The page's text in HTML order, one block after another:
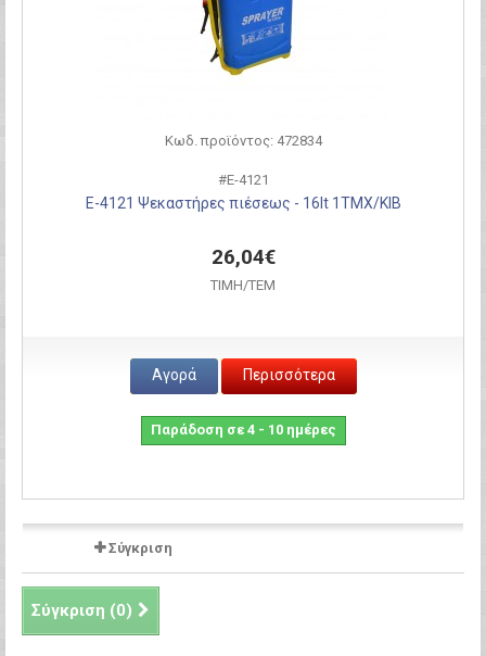
Κωδ. προϊόντος: 472834
#E-4121
E-4121 Ψεκαστήρες πιέσεως - 16lt 1ΤΜΧ/ΚΙΒ
26,04€
ΤΙΜH/ΤΕΜ
Αγορά Περισσότερα
Παράδοση σε 4 - 10 ημέρες
Σύγκριση
Σύγκριση (0)